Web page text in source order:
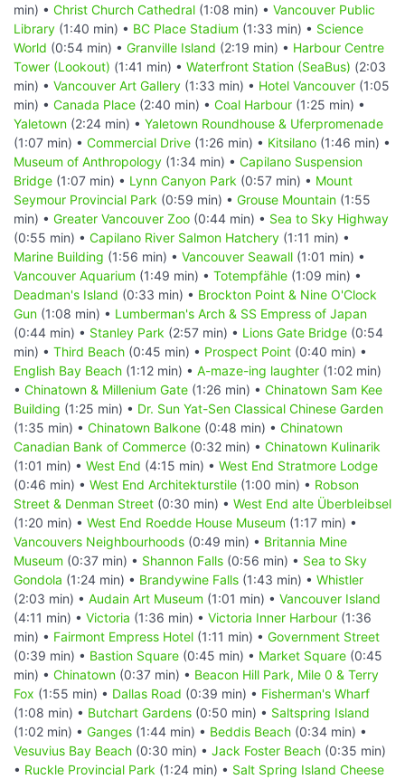
min) • Christ Church Cathedral (1:08 min) • Vancouver Public
Library (1:40 min) • BC Place Stadium (1:33 min) • Science
World (0:54 min) • Granville Island (2:19 min) • Harbour Centre
Tower (Lookout) (1:41 min) • Waterfront Station (SeaBus) (2:03
min) • Vancouver Art Gallery (1:33 min) • Hotel Vancouver (1:05
min) • Canada Place (2:40 min) • Coal Harbour (1:25 min) •
Yaletown (2:24 min) • Yaletown Roundhouse & Uferpromenade
(1:07 min) • Commercial Drive (1:26 min) • Kitsilano (1:46 min) •
Museum of Anthropology (1:34 min) • Capilano Suspension
Bridge (1:07 min) • Lynn Canyon Park (0:57 min) • Mount
Seymour Provincial Park (0:59 min) • Grouse Mountain (1:55
min) • Greater Vancouver Zoo (0:44 min) • Sea to Sky Highway
(0:55 min) • Capilano River Salmon Hatchery (1:11 min) •
Marine Building (1:56 min) • Vancouver Seawall (1:01 min) •
Vancouver Aquarium (1:49 min) • Totempfähle (1:09 min) •
Deadman's Island (0:33 min) • Brockton Point & Nine O'Clock
Gun (1:08 min) • Lumberman's Arch & SS Empress of Japan
(0:44 min) • Stanley Park (2:57 min) • Lions Gate Bridge (0:54
min) • Third Beach (0:45 min) • Prospect Point (0:40 min) •
English Bay Beach (1:12 min) • A-maze-ing laughter (1:02 min)
• Chinatown & Millenium Gate (1:26 min) • Chinatown Sam Kee
Building (1:25 min) • Dr. Sun Yat-Sen Classical Chinese Garden
(1:35 min) • Chinatown Balkone (0:48 min) • Chinatown
Canadian Bank of Commerce (0:32 min) • Chinatown Kulinarik
(1:01 min) • West End (4:15 min) • West End Stratmore Lodge
(0:46 min) • West End Architekturstile (1:00 min) • Robson
Street & Denman Street (0:30 min) • West End alte Überbleibsel
(1:20 min) • West End Roedde House Museum (1:17 min) •
Vancouvers Neighbourhoods (0:49 min) • Britannia Mine
Museum (0:37 min) • Shannon Falls (0:56 min) • Sea to Sky
Gondola (1:24 min) • Brandywine Falls (1:43 min) • Whistler
(2:03 min) • Audain Art Museum (1:01 min) • Vancouver Island
(4:11 min) • Victoria (1:36 min) • Victoria Inner Harbour (1:36
min) • Fairmont Empress Hotel (1:11 min) • Government Street
(0:39 min) • Bastion Square (0:45 min) • Market Square (0:45
min) • Chinatown (0:37 min) • Beacon Hill Park, Mile 0 & Terry
Fox (1:55 min) • Dallas Road (0:39 min) • Fisherman's Wharf
(1:08 min) • Butchart Gardens (0:50 min) • Saltspring Island
(1:02 min) • Ganges (1:44 min) • Beddis Beach (0:34 min) •
Vesuvius Bay Beach (0:30 min) • Jack Foster Beach (0:35 min)
• Ruckle Provincial Park (1:24 min) • Salt Spring Island Cheese